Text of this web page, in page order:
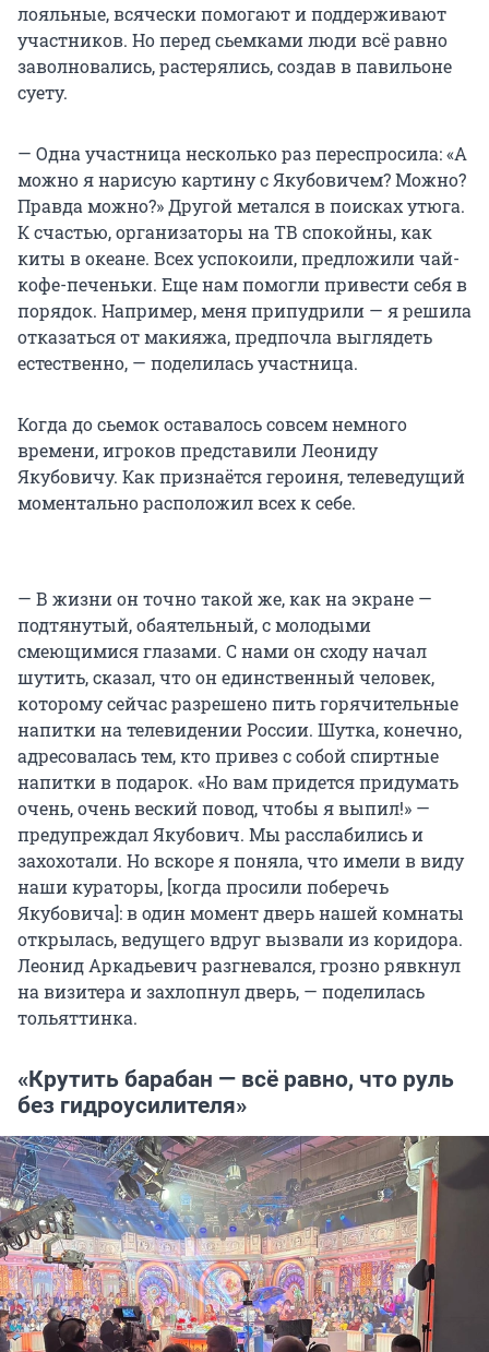
лояльные, всячески помогают и поддерживают
участников. Но перед сьемками люди всё равно
заволновались, растерялись, создав в павильоне
суету.
— Одна участница несколько раз переспросила: «А
можно я нарисую картину с Якубовичем? Можно?
Правда можно?» Другой метался в поисках утюга.
К счастью, организаторы на ТВ спокойны, как
киты в океане. Всех успокоили, предложили чай-
кофе-печеньки. Еще нам помогли привести себя в
порядок. Например, меня припудрили — я решила
отказаться от макияжа, предпочла выглядеть
естественно, — поделилась участница.
Когда до сьемок оставалось совсем немного
времени, игроков представили Леониду
Якубовичу. Как признаётся героиня, телеведущий
моментально расположил всех к себе.
— В жизни он точно такой же, как на экране —
подтянутый, обаятельный, с молодыми
смеющимися глазами. С нами он сходу начал
шутить, сказал, что он единственный человек,
которому сейчас разрешено пить горячительные
напитки на телевидении России. Шутка, конечно,
адресовалась тем, кто привез с собой спиртные
напитки в подарок. «Но вам придется придумать
очень, очень веский повод, чтобы я выпил!» —
предупреждал Якубович. Мы расслабились и
захохотали. Но вскоре я поняла, что имели в виду
наши кураторы, [когда просили поберечь
Якубовича]: в один момент дверь нашей комнаты
открылась, ведущего вдруг вызвали из коридора.
Леонид Аркадьевич разгневался, грозно рявкнул
на визитера и захлопнул дверь, — поделилась
тольяттинка.
«Крутить барабан — всё равно, что руль
без гидроусилителя»